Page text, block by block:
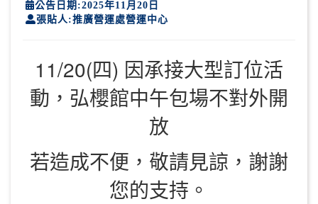
公告日期:2025年11月20日
張貼人:推廣營運處營運中心
11/20(四) 因承接大型訂位活
動，弘櫻館中午包場不對外開
放
若造成不便，敬請見諒，謝謝
您的支持。